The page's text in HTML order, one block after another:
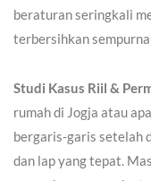
beraturan seringkali
terbersihkan
Studi Kasus Riil &
rumah di Jogja atau
bergaris-garis setelah
dan lap yang tepat.